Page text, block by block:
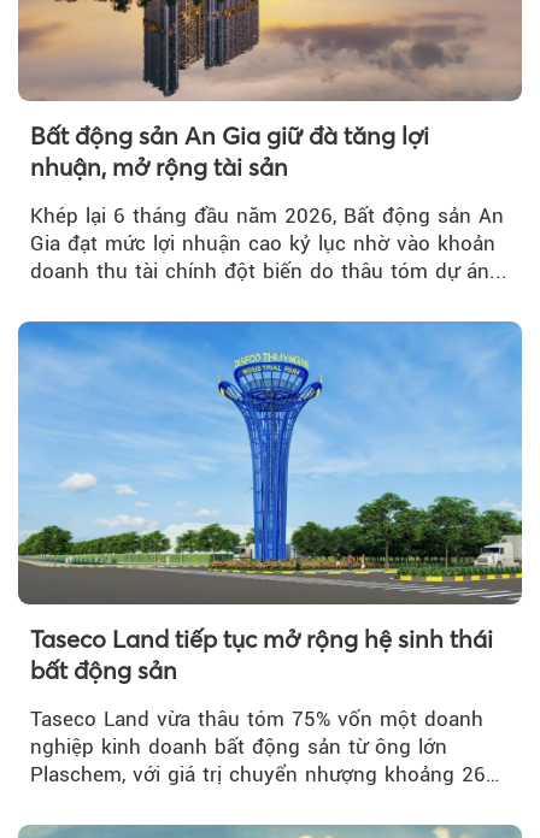
Bất động sản An Gia giữ đà tăng lợi
nhuận, mở rộng tài sản
Khép lại 6 tháng đầu năm 2026, Bất động sản An
Gia đạt mức lợi nhuận cao kỷ lục nhờ vào khoản
doanh thu tài chính đột biến do thâu tóm dự án...
Taseco Land tiếp tục mở rộng hệ sinh thái
bất động sản
Taseco Land vừa thâu tóm 75% vốn một doanh
nghiệp kinh doanh bất động sản từ ông lớn
Plaschem, với giá trị chuyển nhượng khoảng 262